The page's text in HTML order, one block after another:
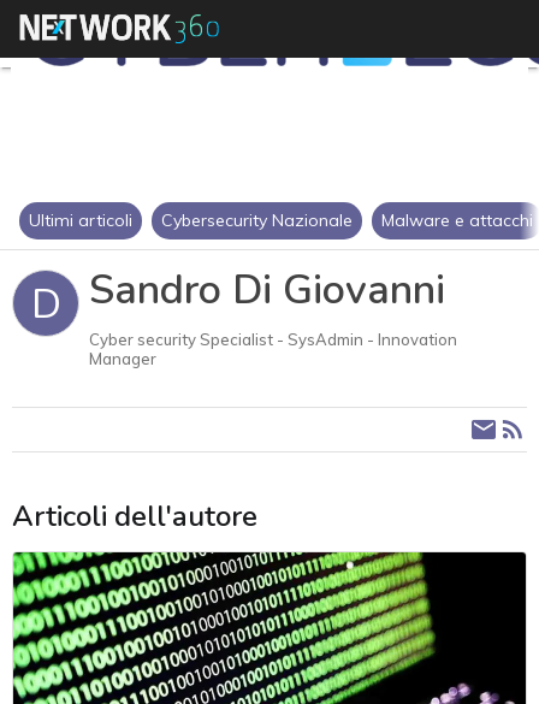
Ultimi articoli Cybersecurity Nazionale Malware e attacchi
D Sandro Di Giovanni
Cyber security Specialist - SysAdmin - Innovation
Manager
Articoli dell'autore